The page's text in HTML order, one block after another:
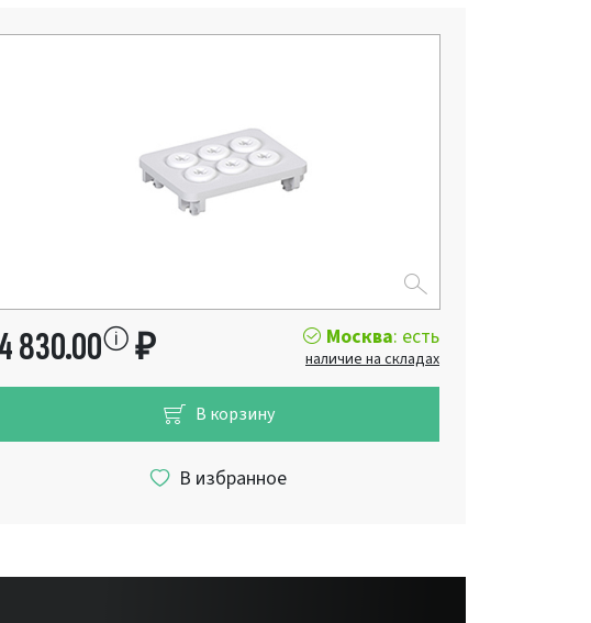
830.00 ₽ Москва: есть
наличие на складах
В корзину